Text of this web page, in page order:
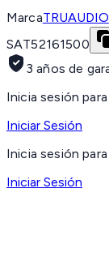
MarcaTRUAUDIO
SAT52161500
3 años de
Inicia sesión
Iniciar Sesión
Inicia sesión
Iniciar Sesión